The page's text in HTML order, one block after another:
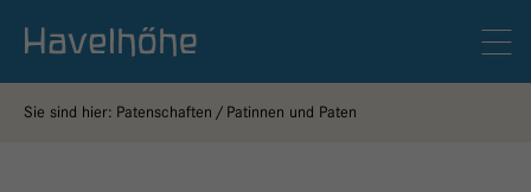
Sie sind hier: Patenschaften Patinnen und Paten